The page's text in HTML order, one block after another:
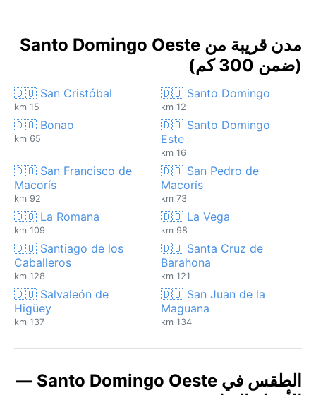
مدن قريبة من Santo Domingo Oeste
(ضمن 300 كم)
🇩🇴 Santo Domingo
12 km
🇩🇴 San Cristóbal
15 km
🇩🇴 Santo Domingo
Este
16 km
🇩🇴 Bonao
65 km
🇩🇴 San Pedro de
Macorís
73 km
🇩🇴 San Francisco de
Macorís
92 km
🇩🇴 La Vega
98 km
🇩🇴 La Romana
109 km
🇩🇴 Santa Cruz de
Barahona
121 km
🇩🇴 Santiago de los
Caballeros
128 km
🇩🇴 San Juan de la
Maguana
134 km
🇩🇴 Salvaleón de
Higüey
137 km
الطقس في Santo Domingo Oeste —